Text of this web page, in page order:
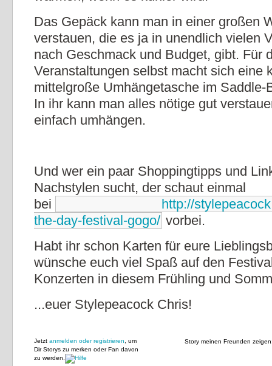
Das Gepäck kann man in einer großen
verstauen, die es ja in unendlich vielen
nach Geschmack und Budget, gibt. Für
Veranstaltungen selbst macht sich eine
mittelgroße Umhängetasche im Saddle-
In ihr kann man alles nötige gut
einfach umhängen.
Und wer ein paar Shoppingtipps und
Nachstylen sucht, der schaut einmal
bei
http://
the-day-festival-gogo/ vorbei.
Habt ihr schon Karten für eure
wünsche euch viel Spaß auf den
Konzerten in diesem Frühling und
...euer Stylepeacock Chris!
Story meinen Freunden
Jetzt anmelden oder registrieren , um
Dir Storys zu merken oder Fan davon
zu werden.